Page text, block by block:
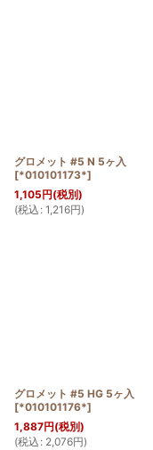
グロメット #5 N 5ヶ入
[*010101173*]
1,105円(税別)
(税込 : 1,216円)
グロメット #5 HG 5ヶ入
[*010101176*]
1,887円(税別)
(税込 : 2,076円)